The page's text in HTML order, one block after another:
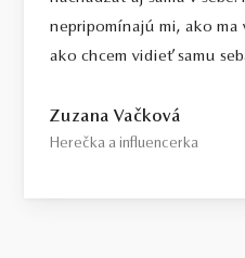
nepripomínajú mi, ako ma
ako chcem vidieť samu
Zuzana Vačková
Herečka a influencerka